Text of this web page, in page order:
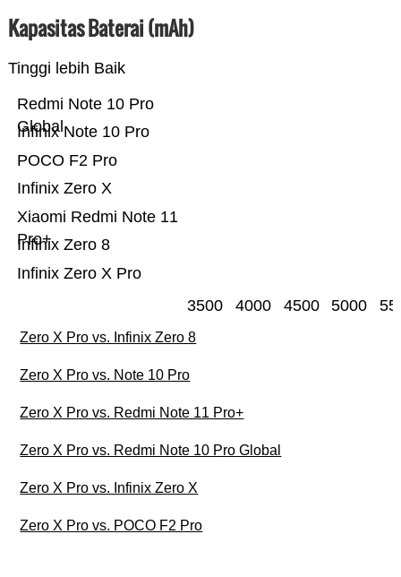
Kapasitas Baterai (mAh)
Tinggi lebih Baik
Infinix Zero X Pro
Infinix Zero 8
Xiaomi Redmi Note 11
Pro+
Infinix Zero X
POCO F2 Pro
Infinix Note 10 Pro
Redmi Note 10 Pro
Global
3500 4000 4500 5000
Zero X Pro vs. Infinix Zero 8
Zero X Pro vs. Note 10 Pro
Zero X Pro vs. Redmi Note 11 Pro+
Zero X Pro vs. Redmi Note 10 Pro Global
Zero X Pro vs. Infinix Zero X
Zero X Pro vs. POCO F2 Pro